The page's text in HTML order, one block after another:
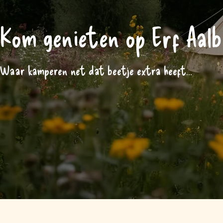
Kom genieten op Erf
Waar kamperen net dat beetje extra heeft...